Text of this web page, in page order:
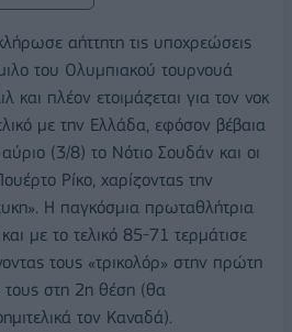
αήττητη τις υποχρεώσεις
του Ολυμπιακού τουρνουά
και πλέον ετοιμάζεται για τον νοκ
με την Ελλάδα, εφόσον βέβαια
(3/8) το Νότιο Σουδάν και οι
Ρίκο, χαρίζοντας την
Η παγκόσμια πρωταθλήτρια
με το τελικό 85-71 τερμάτισε
τους «τρικολόρ» στην πρώτη
τους στη 2η θέση (θα
τον Καναδά).